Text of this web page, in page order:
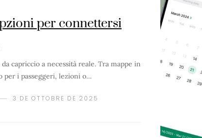
per connettersi
capriccio a necessità reale. Tra mappe in
per i passeggeri, lezioni o…
3 DE OTTOBRE DE 2025